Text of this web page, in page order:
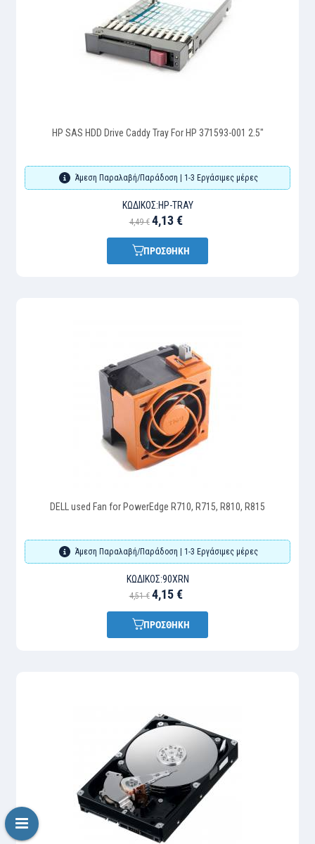
HP SAS HDD Drive Caddy Tray For HP 371593-001 2.5"
Άμεση Παραλαβή/Παράδοση | 1-3 Εργάσιμες μέρες
ΚΩΔΙΚΌΣ:HP-TRAY
4,49 € 4,13 €
ΠΡΟΣΘΗΚΗ
DELL used Fan for PowerEdge R710, R715, R810, R815
Άμεση Παραλαβή/Παράδοση | 1-3 Εργάσιμες μέρες
ΚΩΔΙΚΌΣ:90XRN
4,51 € 4,15 €
ΠΡΟΣΘΗΚΗ